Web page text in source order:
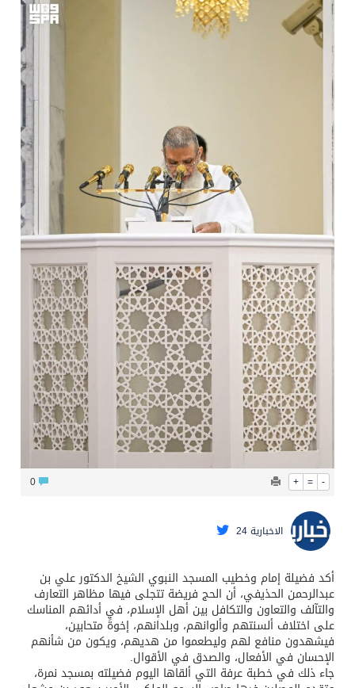
قيادة القوات المشتركة للتحالف: نفذنا عملية رد عسكري متناسبة لأهداف عسكرية مشروعة تابعة للمليشيا الحوثية الإرهابية في محافظة الحديدة
+ = -
الاخبارية 24
أكد فضيلة إمام وخطيب المسجد النبوي الشيخ الدكتور علي بن
عبدالرحمن الحذيفي، أن الحج فريضة تتجلى فيها مظاهر التعارف
والتآلف والتعاون والتكافل بين أهل الإسلام، في أدائهم المناسك
على اختلاف ألسنتهم وألوانهم، وبلدانهم، إخوةً متحابين،
فيشهدون منافع لهم وليطعموا من هديهم، ويكون من شأنهم
الإحسان في الأفعال، والصدق في الأقوال.
جاء ذلك في خطبة عرفة التي ألقاها اليوم فضيلته بمسجد نمرة،